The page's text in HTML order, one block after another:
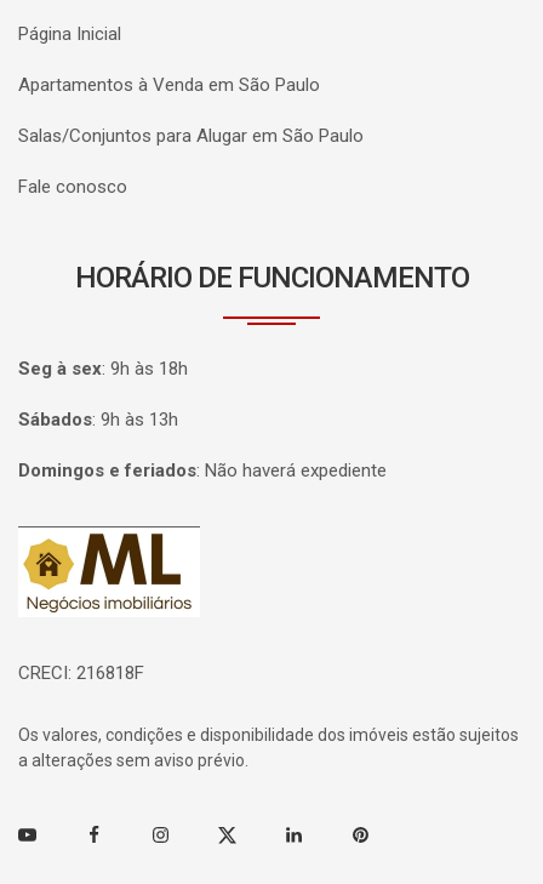
Página Inicial
Apartamentos à Venda em São Paulo
Salas/Conjuntos para Alugar em São Paulo
Fale conosco
HORÁRIO DE FUNCIONAMENTO
Seg à sex: 9h às 18h
Sábados: 9h às 13h
Domingos e feriados: Não haverá expediente
Página inicial
CRECI: 216818F
Os valores, condições e disponibilidade dos imóveis estão sujeitos
a alterações sem aviso prévio.
Youtube FacebookInstagramTwitter Linkedin Pinterest